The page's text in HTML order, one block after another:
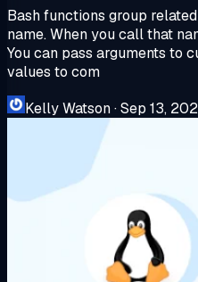
Bash functions group
name. When you call that
You can pass arguments to
values to com
Kelly Watson·Sep 13,